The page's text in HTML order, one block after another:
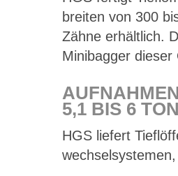
brei­ten von 300
Zäh­ne er­hält­lich.
Mi­ni­bag­ger
5,1 BIS 6
HGS lie­fert